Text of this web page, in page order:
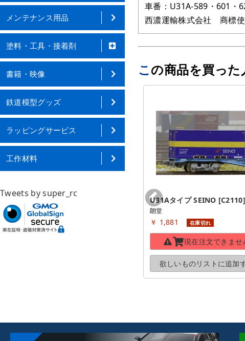
メンテナンス用品
塗料・工具・接着剤
書籍・映像
鉄道模型グッズ
ラッピングサービス
工作材料
Tweets by super_rc
車番：U31A‐589・601・
西濃運輸株式会社 商標
この商品を買っ
20fコンテナ U30Aタイプ 西濃カ
ンガルー便(旧塗装) 水色 [C-2506]
朗堂
￥ 1,782 在庫切れ
U31Aタイプ SEINO [C2110]
朗堂
￥ 1,881 在庫切れ
現在注文できませ
欲しいものリストに追加